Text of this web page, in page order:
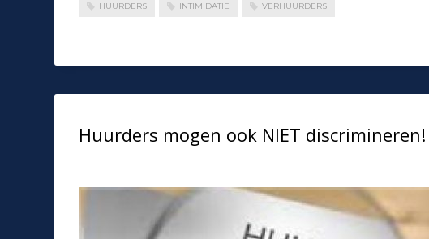
HUURDERS INTIMIDATIE VERHUURDERS
Huurders mogen ook NIET discrimineren!